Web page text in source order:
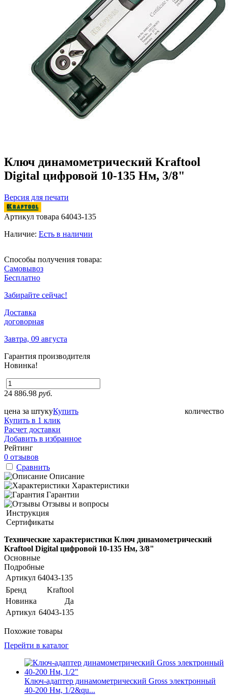
Ключ динамометрический Kraftool
Digital цифровой 10-135 Нм, 3/8"
Версия для печати
Артикул товара 64043-135
Наличие: Есть в наличии
Способы получения товара:
Самовывоз
Бесплатно
Забирайте сейчас!
Доставка
договорная
Завтра, 09 августа
Гарантия производителя
Новинка!
24 886.98 руб.
цена за штуку количество
Купить
Купить в 1 клик
Расчет доставки
Добавить в избранное
Рейтинг
0 отзывов
Сравнить
Описание
Характеристики
Гарантии
Отзывы и вопросы
Инструкция
Сертификаты
Технические характеристики Ключ динамометрический
Kraftool Digital цифровой 10-135 Нм, 3/8"
Основные
Подробные
Артикул 64043-135
Бренд
Kraftool
Новинка
Да
Артикул 64043-135
Похожие товары
Перейти в каталог
Ключ-адаптер динамометрический Gross электронный
40-200 Нм, 1/2&qu...